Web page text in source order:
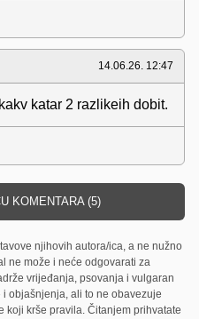
14.06.26. 12:47
katar 2 razlikeih dobit.
KOMENTARA (5)
njihovih autora/ica, a ne nužno
ne može i neće odgovarati za
vrijeđanja, psovanja i vulgaran
objašnjenja, ali to ne obavezuje
koji krše pravila. Čitanjem prihvatate